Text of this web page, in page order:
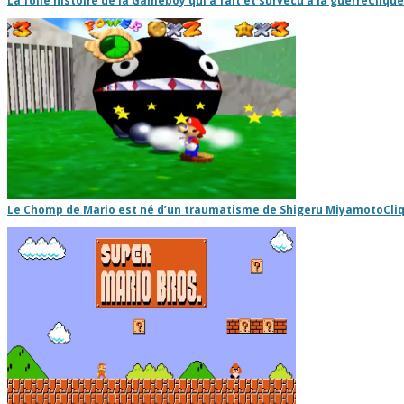
Le Chomp de Mario est né d’un traumatisme de Shigeru Miyamoto